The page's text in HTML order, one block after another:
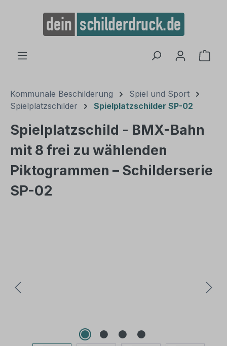
springen
Kommunale Beschilderung
Spiel und Sport
Spielplatzschilder
Spielplatzschilder SP-02
Spielplatzschild - BMX-Bahn
mit 8 frei zu wählenden
Piktogrammen – Schilderserie
SP-02